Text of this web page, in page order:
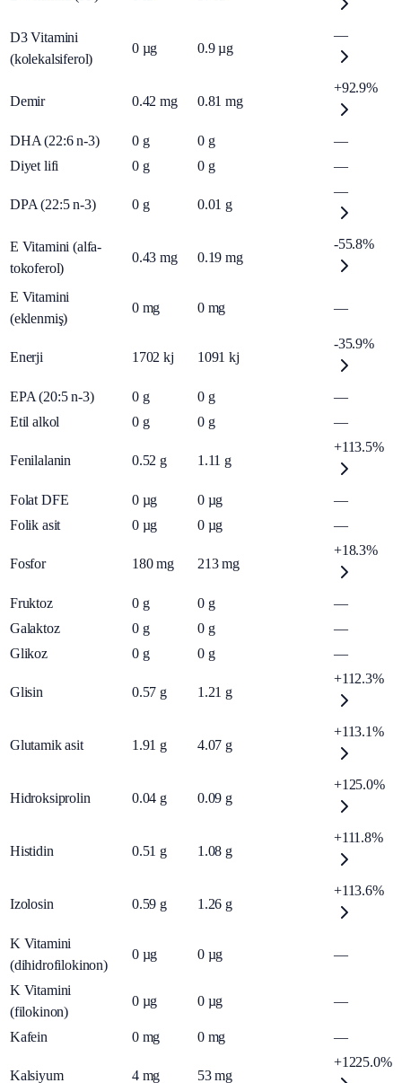
D3 Vitamini
(kolekalsiferol)
0 µg 0.9 µg
—
Demir 0.42 mg 0.81 mg
+92.9%
DHA (22:6 n-3) 0 g 0 g
—
Diyet lifi
0 g 0 g —
DPA (22:5 n-3) 0 g 0.01 g
—
E Vitamini (alfa-
tokoferol)
0.43 mg 0.19 mg
-55.8%
E Vitamini
(eklenmiş)
0 mg 0 mg —
Enerji 1702 kj 1091 kj
-35.9%
EPA (20:5 n-3) 0 g 0 g
—
Etil alkol
0 g 0 g —
Fenilalanin 0.52 g 1.11 g
+113.5%
Folat DFE 0 µg 0 µg
—
Folik asit
0 µg 0 µg —
Fosfor 180 mg 213 mg
+18.3%
Fruktoz 0 g 0 g
—
Galaktoz
0 g 0 g
—
Glikoz
0 g 0 g —
Glisin 0.57 g 1.21 g
+112.3%
Glutamik asit 1.91 g 4.07 g
+113.1%
Hidroksiprolin 0.04 g 0.09 g
+125.0%
Histidin 0.51 g 1.08 g
+111.8%
Izolosin 0.59 g 1.26 g
+113.6%
K Vitamini
(dihidrofilokinon)
0 µg 0 µg —
K Vitamini
(filokinon)
0 µg 0 µg —
Kafein 0 mg 0 mg —
Kalsiyum 4 mg 53 mg
+1225.0%